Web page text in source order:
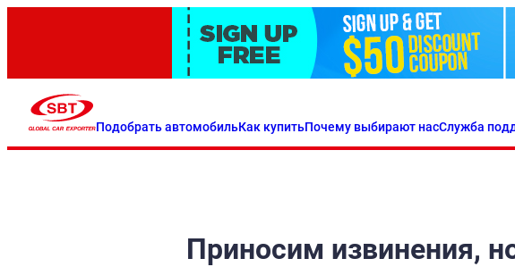
Подобрать автомобильКак купитьПочему выбирают насСлужба
Приносим извинения,